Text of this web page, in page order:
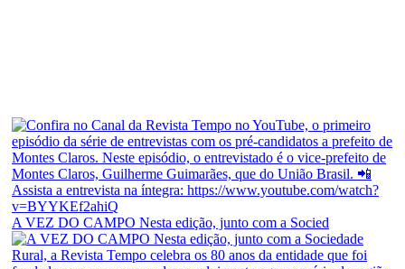
A VEZ DO CAMPO Nesta edição, junto com a Socied